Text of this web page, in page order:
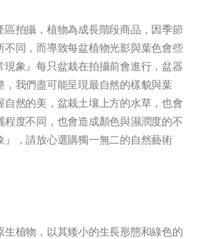
區拍攝，植物為成長階段商品，因季節
不同，而導致每盆植物光影與葉色會些
現象』每只盆栽在拍攝前會進行，盆器
，我們盡可能呈現最自然的樣貌與葉
自然的美，盆栽土壤上方的水草，也會
程度不同，也會造成顏色與濕潤度的不
』，請放心選購獨一無二的自然藝術
生植物，以其矮小的生長形態和綠色的